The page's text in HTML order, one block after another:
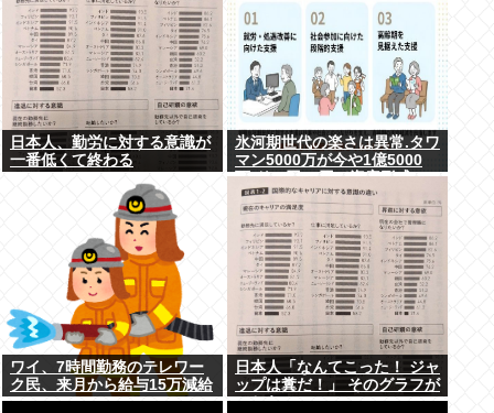
日本人、勤労に対する意識が
一番低くて終わる
氷河期世代の楽さは異常.タワ
マン5000万が今や1億5000
万.ドル円80円で資産形成.マ
ジで楽な世代だったな
ワイ、7時間勤務のテレワー
ク民、来月から給与15万減給
日本人「なんてこった！ ジャ
ップは糞だ！」 そのグラフが
こちら。